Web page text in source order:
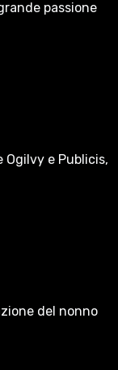
passione
e Publicis,
del nonno